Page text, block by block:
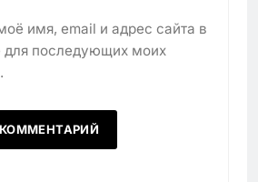
имя, email и адрес сайта в
для последующих моих